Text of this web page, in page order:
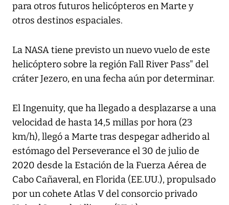
para otros futuros helicópteros en Marte y
otros destinos espaciales.
La NASA tiene previsto un nuevo vuelo de este
helicóptero sobre la región Fall River Pass" del
cráter Jezero, en una fecha aún por determinar.
El Ingenuity, que ha llegado a desplazarse a una
velocidad de hasta 14,5 millas por hora (23
km/h), llegó a Marte tras despegar adherido al
estómago del Perseverance el 30 de julio de
2020 desde la Estación de la Fuerza Aérea de
Cabo Cañaveral, en Florida (EE.UU.), propulsado
por un cohete Atlas V del consorcio privado